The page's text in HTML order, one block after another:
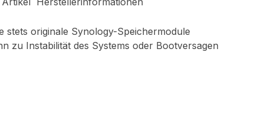
stets originale Synology-Speichermodule
zu Instabilität des Systems oder Bootversagen